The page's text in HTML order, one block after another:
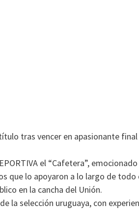
tras vencer en apasionante
el “Cafetera”,
que lo apoyaron a lo largo de
en la cancha del Unión.
la selección uruguaya, con